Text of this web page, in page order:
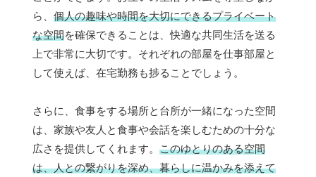
ら、 個人の趣味や時間を大切にできるプライベート
な空間を確保できることは、快適な共同生活を送る
上で非常に大切です。それぞれの部屋を仕事部屋と
して使えば、在宅勤務も捗ることでしょう。
さらに、食事をする場所と台所が一緒になった空間
は、家族や友人と食事や会話を楽しむための十分な
広さを提供してくれます。 このゆとりのある空間
は、人との繋がりを深め、暮らしに温かみを添えて